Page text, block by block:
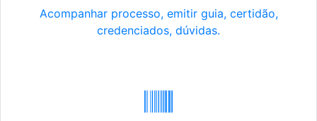
Acompanhar processo, emitir guia, certidão,
credenciados, dúvidas.